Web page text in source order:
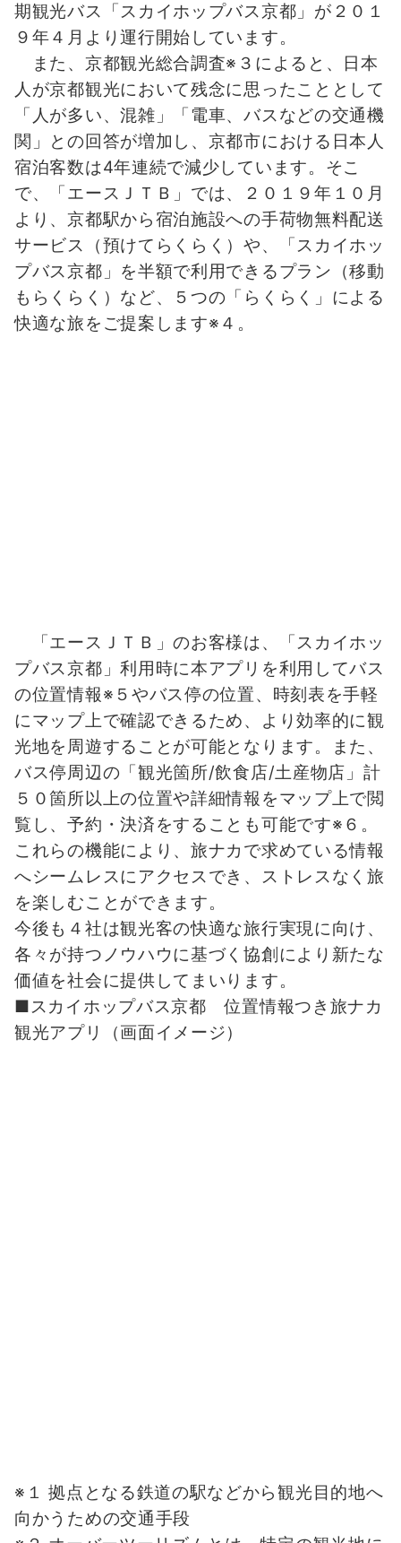
期観光バス「スカイホップバス京都」が２０１
９年４月より運行開始しています。
また、京都観光総合調査※３によると、日本
人が京都観光において残念に思ったこととして
「人が多い、混雑」「電車、バスなどの交通機
関」との回答が増加し、京都市における日本人
宿泊客数は4年連続で減少しています。そこ
で、「エースＪＴＢ」では、２０１９年１０月
より、京都駅から宿泊施設への手荷物無料配送
サービス（預けてらくらく）や、「スカイホッ
プバス京都」を半額で利用できるプラン（移動
もらくらく）など、５つの「らくらく」による
快適な旅をご提案します※４。
「エースＪＴＢ」のお客様は、「スカイホッ
プバス京都」利用時に本アプリを利用してバス
の位置情報※５やバス停の位置、時刻表を手軽
にマップ上で確認できるため、より効率的に観
光地を周遊することが可能となります。また、
バス停周辺の「観光箇所/飲食店/土産物店」計
５０箇所以上の位置や詳細情報をマップ上で閲
覧し、予約・決済をすることも可能です※６。
これらの機能により、旅ナカで求めている情報
へシームレスにアクセスでき、ストレスなく旅
を楽しむことができます。
今後も４社は観光客の快適な旅行実現に向け、
各々が持つノウハウに基づく協創により新たな
価値を社会に提供してまいります。
■スカイホップバス京都 位置情報つき旅ナカ
観光アプリ（画面イメージ）
※１ 拠点となる鉄道の駅などから観光目的地へ
向かうための交通手段